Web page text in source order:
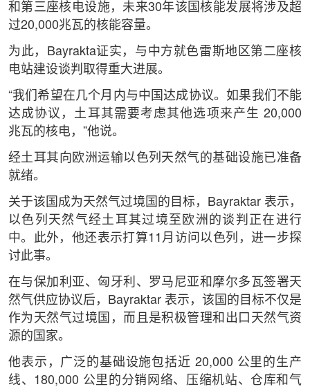
和第三座核电设施，未来30年该国核能发展将涉及超
过20,000兆瓦的核能容量。
为此，Bayrakta证实，与中方就色雷斯地区第二座核
电站建设谈判取得重大进展。
“我们希望在几个月内与中国达成协议。如果我们不能
达成协议，土耳其需要考虑其他选项来产生 20,000
兆瓦的核电，”他说。
经土耳其向欧洲运输以色列天然气的基础设施已准备
就绪。
关于该国成为天然气过境国的目标，Bayraktar 表示，
以色列天然气经土耳其过境至欧洲的谈判正在进行
中。此外，他还表示打算11月访问以色列，进一步探
讨此事。
在与保加利亚、匈牙利、罗马尼亚和摩尔多瓦签署天
然气供应协议后，Bayraktar 表示，该国的目标不仅是
作为天然气过境国，而且是积极管理和出口天然气资
源的国家。
他表示，广泛的基础设施包括近 20,000 公里的生产
线、180,000 公里的分销网络、压缩机站、仓库和气